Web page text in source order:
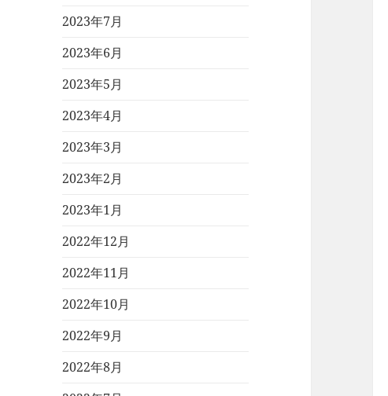
2023年7月
2023年6月
2023年5月
2023年4月
2023年3月
2023年2月
2023年1月
2022年12月
2022年11月
2022年10月
2022年9月
2022年8月